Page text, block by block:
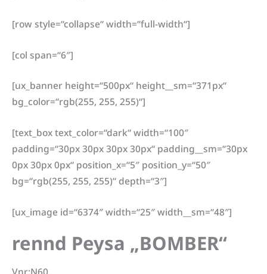
[row style=“collapse“ width=“full-width“]
[col span=“6″]
[ux_banner height=“500px“ height__sm=“371px“
bg_color=“rgb(255, 255, 255)“]
[text_box text_color=“dark“ width=“100″
padding=“30px 30px 30px 30px“ padding__sm=“30px
0px 30px 0px“ position_x=“5″ position_y=“50″
bg=“rgb(255, 255, 255)“ depth=“3″]
[ux_image id=“6374″ width=“25″ width__sm=“48″]
rennd Peysa „BOMBER“